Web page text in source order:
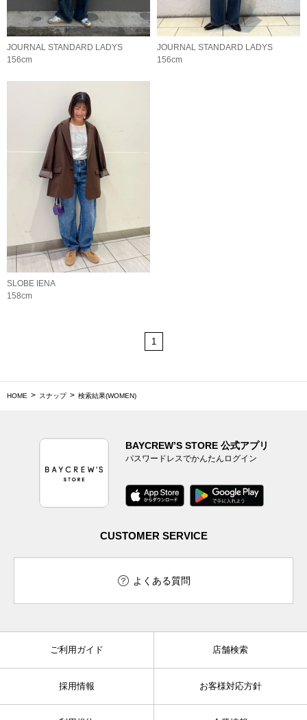
JOURNAL STANDARD LADYS
156cm
JOURNAL STANDARD LADYS
156cm
SLOBE IENA
158cm
1
HOME スナップ 検索結果(WOMEN)
BAYCREW’S STORE 公式アプリ
パスワードレスでかんたんログイン
CUSTOMER SERVICE
よくある質問
ご利用ガイド 店舗検索
採用情報 お客様対応方針